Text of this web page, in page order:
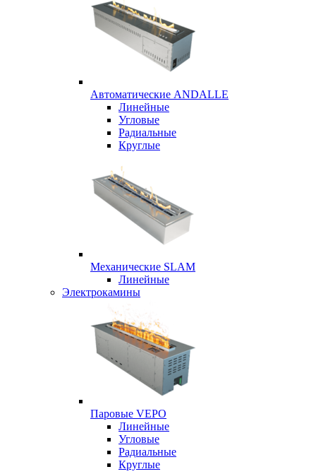
Автоматические ANDALLE
Линейные
Угловые
Радиальные
Круглые
Механические SLAM
Линейные
Электрокамины
Паровые VEPO
Линейные
Угловые
Радиальные
Круглые